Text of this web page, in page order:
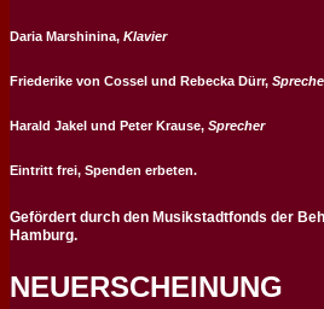
Daria Marshinina, Klavier
Friederike von Cossel und Rebecka Dürr,
Harald Jakel und Peter Krause, Sprecher
Eintritt frei, Spenden erbeten.
Gefördert durch den Musikstadtfonds der
Hamburg.
NEUERSCHEINUNG